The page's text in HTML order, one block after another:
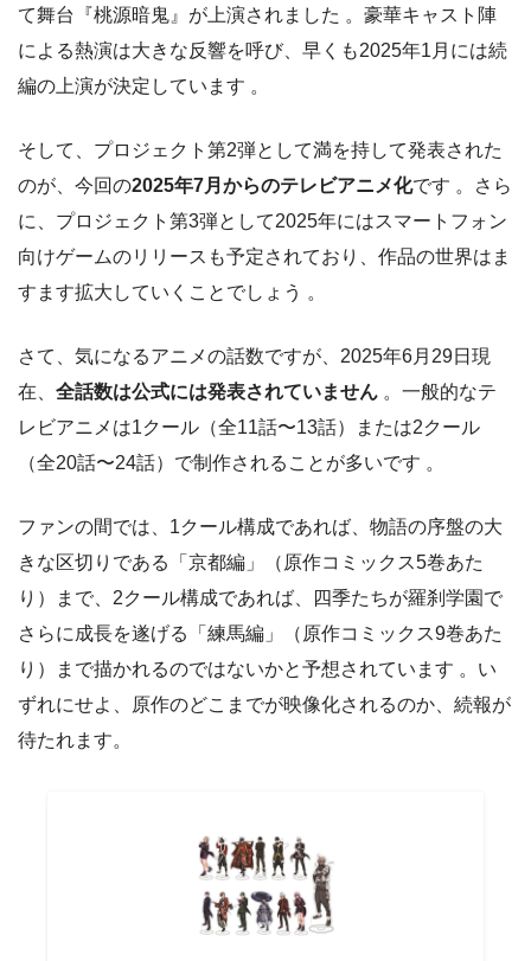
て舞台『桃源暗鬼』が上演されました 。豪華キャスト陣
による熱演は大きな反響を呼び、早くも2025年1月には続
編の上演が決定しています 。
そして、プロジェクト第2弾として満を持して発表された
のが、今回の2025年7月からのテレビアニメ化です 。さら
に、プロジェクト第3弾として2025年にはスマートフォン
向けゲームのリリースも予定されており、作品の世界はま
すます拡大していくことでしょう 。
さて、気になるアニメの話数ですが、2025年6月29日現
在、 全話数は公式には発表されていません 。一般的なテ
レビアニメは1クール（全11話〜13話）または2クール
（全20話〜24話）で制作されることが多いです 。
ファンの間では、1クール構成であれば、物語の序盤の大
きな区切りである「京都編」（原作コミックス5巻あた
り）まで、2クール構成であれば、四季たちが羅刹学園で
さらに成長を遂げる「練馬編」（原作コミックス9巻あた
り）まで描かれるのではないかと予想されています 。い
ずれにせよ、原作のどこまでが映像化されるのか、続報が
待たれます。